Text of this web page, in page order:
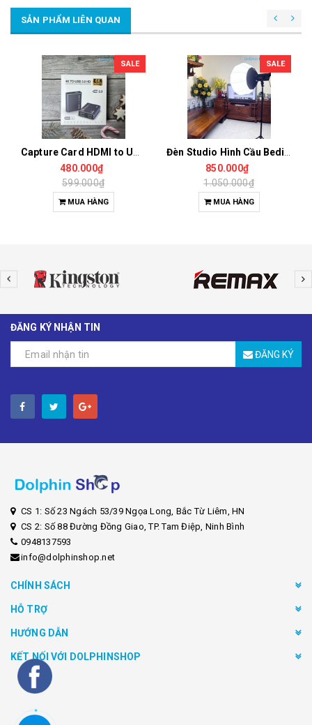
SẢN PHẨM LIÊN QUAN
SALE
Capture Card HDMI to USB 3.0 Độ Phân Giải 4K Dành Cho Livestream, Ghi Hình OBS, Tiktok Studio
480.000₫
599.000₫
MUA HÀNG
SALE
Đèn Studio Hình Cầu Bediro BD400 Công Suất 400W Chiếu Sáng Chụp Ảnh, Quay Video, Livestream
850.000₫
1.050.000₫
MUA HÀNG
ĐĂNG KÝ NHẬN TIN
ĐĂNG KÝ
CS 1: Số 23 Ngách 53/39 Ngọa Long, Bắc Từ Liêm, HN
CS 2: Số 88 Đường Đồng Giao, TP. Tam Điệp, Ninh Bình
0948137593
info@dolphinshop.net
CHÍNH SÁCH
HỖ TRỢ
HƯỚNG DẪN
KẾT NỐI VỚI DOLPHINSHOP